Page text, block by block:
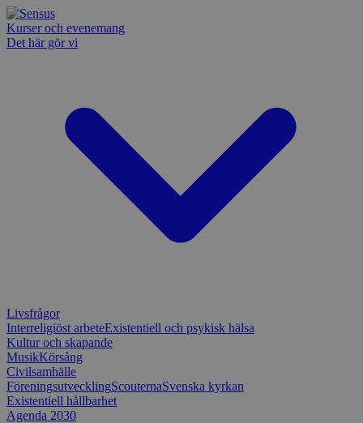
Kurser och evenemang
Det här gör vi
Livsfrågor
Interreligiöst arbeteExistentiell och psykisk hälsa
Kultur och skapande
MusikKörsång
Civilsamhälle
FöreningsutvecklingScouternaSvenska kyrkan
Existentiell hållbarhet
Agenda 2030